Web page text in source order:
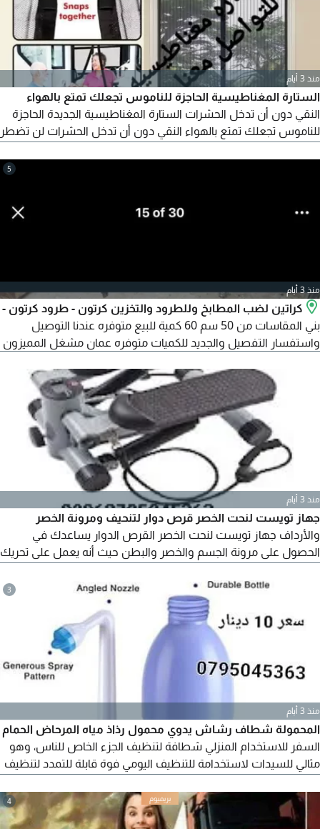
منذ 3 أيام
الستارة المغناطيسية الحاجزة للناموس تجعلك تمتع بالهواء
النقي دون أن تدخل الحشرات الستارة المغناطيسية الجديدة الحاجزة
للناموس تجعلك تمتع بالهواء النقي دون أن تدخل الحشرات لن تضطر
5
منذ 3 أيام
كراتين لضب المطابخ وللطرود والتخزين كرتون - طرود كرتون -
بني المقاسات من 50 سم 60 كمية للبيع متوفره عندنا التوصيل
واستفسار التفصيل والجديد للكميات متوفره عمان مشغل المميزون
منذ 3 أيام
جهاز تويست لنحت الخصر قرص دوار لتنحيف ومرونة الخصر
والأرداف جهاز تويست لنحت الخصر القرص الدوار يساعدك في
الحصول على مرونة الجسم والخصر والبطن حيث أنه يعمل على تحريك
في حرق الدهون وتنحيف وشد عضلات البطن يساعد على مرونة
الجسم والتخلص من بعض آلام الظهر القرص الدوار (جهاز تويست
لنحت الخصر)
3
منذ 3 أيام
المحمولة شطاف رشاش يدوي محمول رذاذ مياه المرحاض الحمام
السفر للاستخدام المنزلي شطافة لتنظيف الجزء الخاص للناس، وهو
مثالي للسيدات لاستخدامة للتنظيف اليومي فوة قابلة للتمدد لتنظيف
التي تسببها البواسير والالتهابات والحكة ومشاكل النظافة الشخصية،
الأخرى خفيف الوزن وسهل الحمل من اجل شطافة شخصية
4